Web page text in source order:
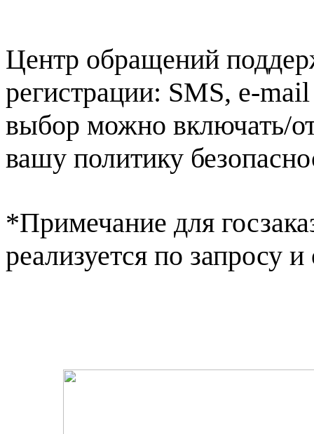
Центр обращений
регистрации: SMS, e-
выбор можно включать/
вашу политику
*Примечание для
реализуется по запросу